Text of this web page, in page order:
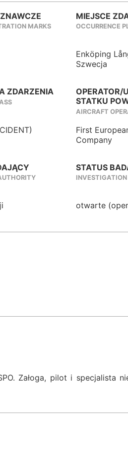
MARKS
MIEJSCE
OCCURRENCE
Enköping
Szwecja
ZDARZENIA
OPERATOR/
STATKU
AIRCRAFT
First
Company
STATUS
otwarte
Załoga, pilot i specjalista